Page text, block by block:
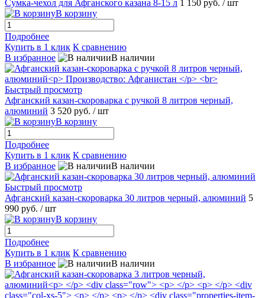
Сумка-чехол для Афганского казана 8-15 л 1 150 руб. / шт
В корзину
Подробнее
Купить в 1 клик К сравнению
В избранное
В наличии
Быстрый просмотр
Афганский казан-скороварка с ручкой 8 литров черный,
алюминий 3 520 руб. / шт
В корзину
Подробнее
Купить в 1 клик К сравнению
В избранное
В наличии
Быстрый просмотр
Афганский казан-скороварка 30 литров черный, алюминий 5
990 руб. / шт
В корзину
Подробнее
Купить в 1 клик К сравнению
В избранное
В наличии